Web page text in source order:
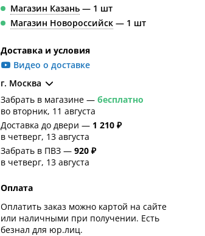
Магазин Казань— 1 шт
Магазин Новороссийск— 1 шт
Доставка и условия
Видео о доставке
г. Москва
Забрать в магазине — бесплатно
во вторник, 11 августа
Доставка до двери — 1 210 ₽
в четверг, 13 августа
Забрать в ПВЗ — 920 ₽
в четверг, 13 августа
Оплата
Оплатить заказ можно картой на сайте
или наличными при получении. Есть
безнал для юр.лиц.